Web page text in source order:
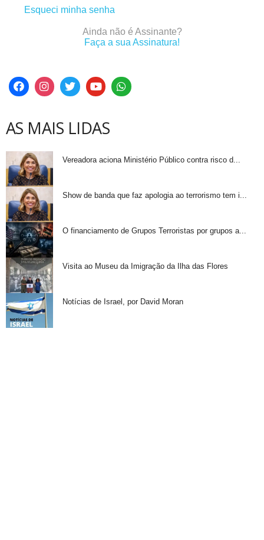
Esqueci minha senha
Ainda não é Assinante?
Faça a sua Assinatura!
AS MAIS LIDAS
Vereadora aciona Ministério Público contra risco d...
Show de banda que faz apologia ao terrorismo tem i...
O financiamento de Grupos Terroristas por grupos a...
Visita ao Museu da Imigração da Ilha das Flores
Notícias de Israel, por David Moran